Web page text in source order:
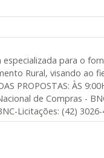
para o
Rural, visando ao
PROPOSTAS: ÀS
de Compras -
Licitações: (42)